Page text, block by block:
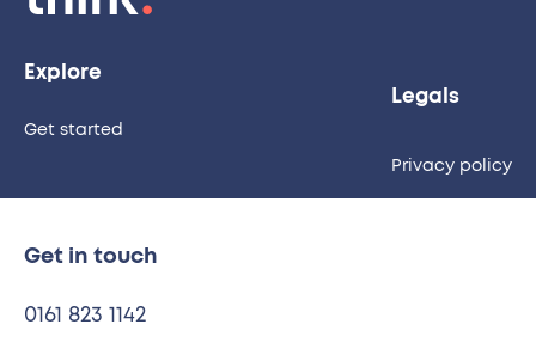
Explore
Get started
Legals
Privacy policy
Get in touch
0161 823 1142